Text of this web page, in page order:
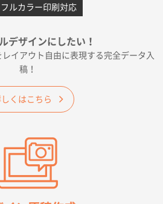
会社に見えた
アファイル1000枚
ページ1000枚
ルカラー印刷対応
デザインにしたい！
イアウト自由に表現する完全データ入
稿！
くはこちら